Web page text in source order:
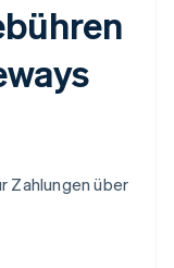
Zahlungen über